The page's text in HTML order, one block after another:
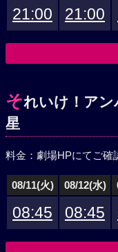
21:00 21:00
それいけ！ア
星
料金：劇場HPにてご確
08/11(火) 08/12(水)
08:45 08:45